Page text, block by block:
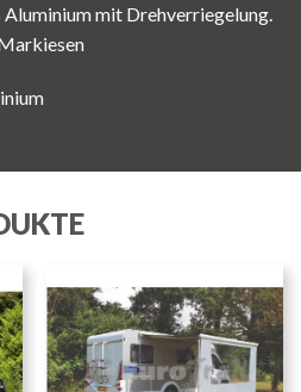
Aluminium mit Drehverriegelung.